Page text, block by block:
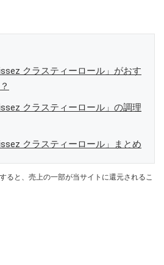
クラスティーロール」がおす
クラスティーロール」の調理
クラスティーロール」まとめ
ると、売上の一部が当サイトに還元されるこ